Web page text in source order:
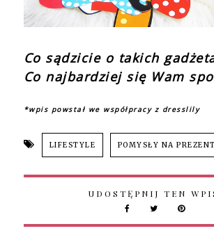
Co sądzicie o takich
Co najbardziej się Wam
*wpis powstał we współpracy z dresslily
LIFESTYLE POMYSŁY NA
UDOSTĘPNIJ TEN